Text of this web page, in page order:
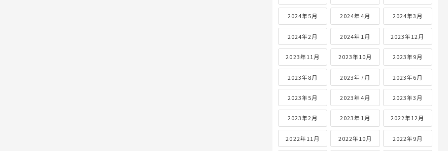
2024年5月 2024年4月 2024年3月
2024年2月 2024年1月 2023年12月
2023年11月 2023年10月 2023年9月
2023年8月 2023年7月 2023年6月
2023年5月 2023年4月 2023年3月
2023年2月 2023年1月 2022年12月
2022年11月 2022年10月 2022年9月